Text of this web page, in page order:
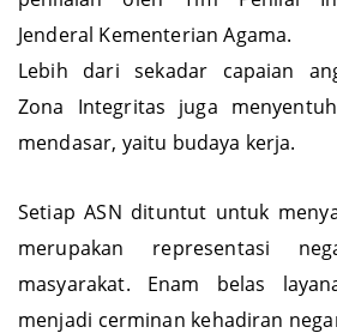
penilaian oleh Tim Penilai
Jenderal Kementerian Agama.
Lebih dari sekadar capaian
Zona Integritas juga
Setiap ASN dituntut untuk
merupakan representasi
masyarakat. Enam belas